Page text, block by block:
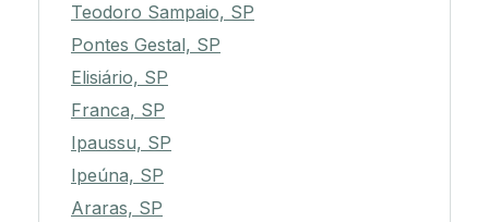
Teodoro Sampaio, SP
Pontes Gestal, SP
Elisiário, SP
Franca, SP
Ipaussu, SP
Ipeúna, SP
Araras, SP